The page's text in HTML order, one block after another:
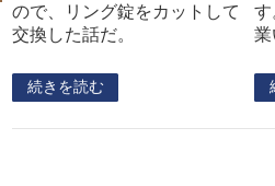
ので、リング錠をカットして
交換した話だ。
続きを読む
す
業